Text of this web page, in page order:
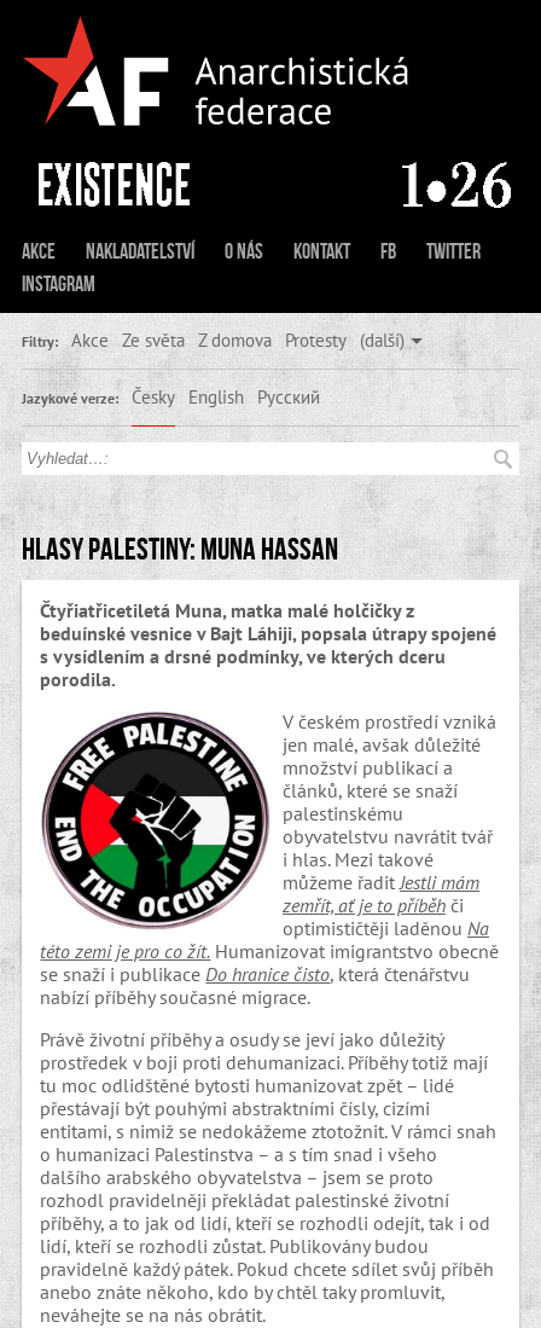
Akce Nakladatelství O nás Kontakt FB
Twitter
Instagram
Filtry: Akce Ze světa Z domova Protesty (další)
Jazykové verze: Česky English Русский
Hlasy Palestiny: Muna Hassan
Čtyřiatřicetiletá Muna, matka malé holčičky z
beduínské vesnice v Bajt Láhiji, popsala útrapy spojené
s vysídlením a drsné podmínky, ve kterých dceru
porodila.
V českém prostředí vzniká
jen malé, avšak důležité
množství publikací a
článků, které se snaží
palestinskému
obyvatelstvu navrátit tvář
i hlas. Mezi takové
můžeme řadit Jestli mám
zemřít, ať je to příběh či
optimističtěji laděnou Na
této zemi je pro co žít. Humanizovat imigrantstvo obecně
se snaží i publikace Do hranice čisto, která čtenářstvu
nabízí příběhy současné migrace.
Právě životní příběhy a osudy se jeví jako důležitý
prostředek v boji proti dehumanizaci. Příběhy totiž mají
tu moc odlidštěné bytosti humanizovat zpět – lidé
přestávají být pouhými abstraktními čísly, cizími
entitami, s nimiž se nedokážeme ztotožnit. V rámci snah
o humanizaci Palestinstva – a s tím snad i všeho
dalšího arabského obyvatelstva – jsem se proto
rozhodl pravidelněji překládat palestinské životní
příběhy, a to jak od lidí, kteří se rozhodli odejít, tak i od
lidí, kteří se rozhodli zůstat. Publikovány budou
pravidelně každý pátek. Pokud chcete sdílet svůj příběh
anebo znáte někoho, kdo by chtěl taky promluvit,
neváhejte se na nás obrátit.